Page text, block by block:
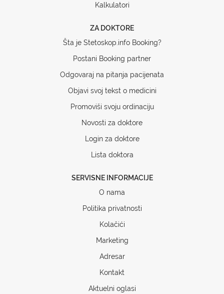
Kalkulatori
ZA DOKTORE
Šta je Stetoskop.info Booking?
Postani Booking partner
Odgovaraj na pitanja pacijenata
Objavi svoj tekst o medicini
Promoviši svoju ordinaciju
Novosti za doktore
Login za doktore
Lista doktora
SERVISNE INFORMACIJE
O nama
Politika privatnosti
Kolačići
Marketing
Adresar
Kontakt
Aktuelni oglasi